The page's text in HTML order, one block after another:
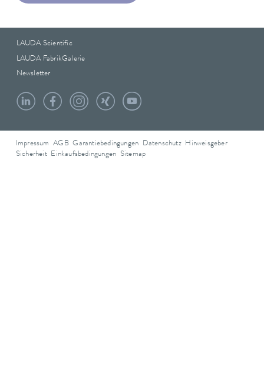
LAUDA Scientific
LAUDA FabrikGalerie
Newsletter
Impressum AGB Garantiebedingungen Datenschutz Hinweisgeber
Sicherheit Einkaufsbedingungen Sitemap